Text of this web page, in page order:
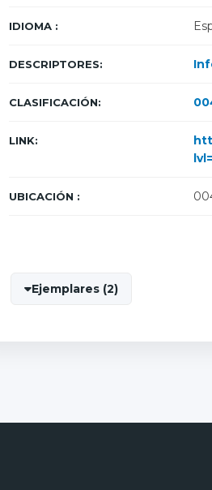
IDIOMA :
DESCRIPTORES:
CLASIFICACIÓN:
LINK:
UBICACIÓN :
Ejemplares (2)